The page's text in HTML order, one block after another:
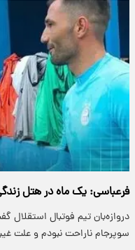
فرعباسی: یک ماه در هتل
دروازه‌بان تیم فوتبال استقلال
سوپرجام ناراحت نبودم و علت